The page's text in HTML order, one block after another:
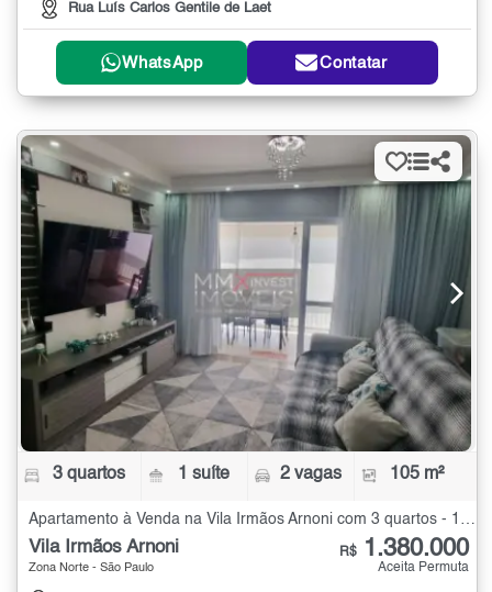
Rua Luís Carlos Gentile de Laet
WhatsApp Contatar
3 quartos 1 suíte 2 vagas 105 m²
Apartamento à Venda na Vila Irmãos Arnoni com 3 quartos - 105 m²
Vila Irmãos Arnoni
Zona Norte - São Paulo
R$ 1.380.000
Aceita Permuta